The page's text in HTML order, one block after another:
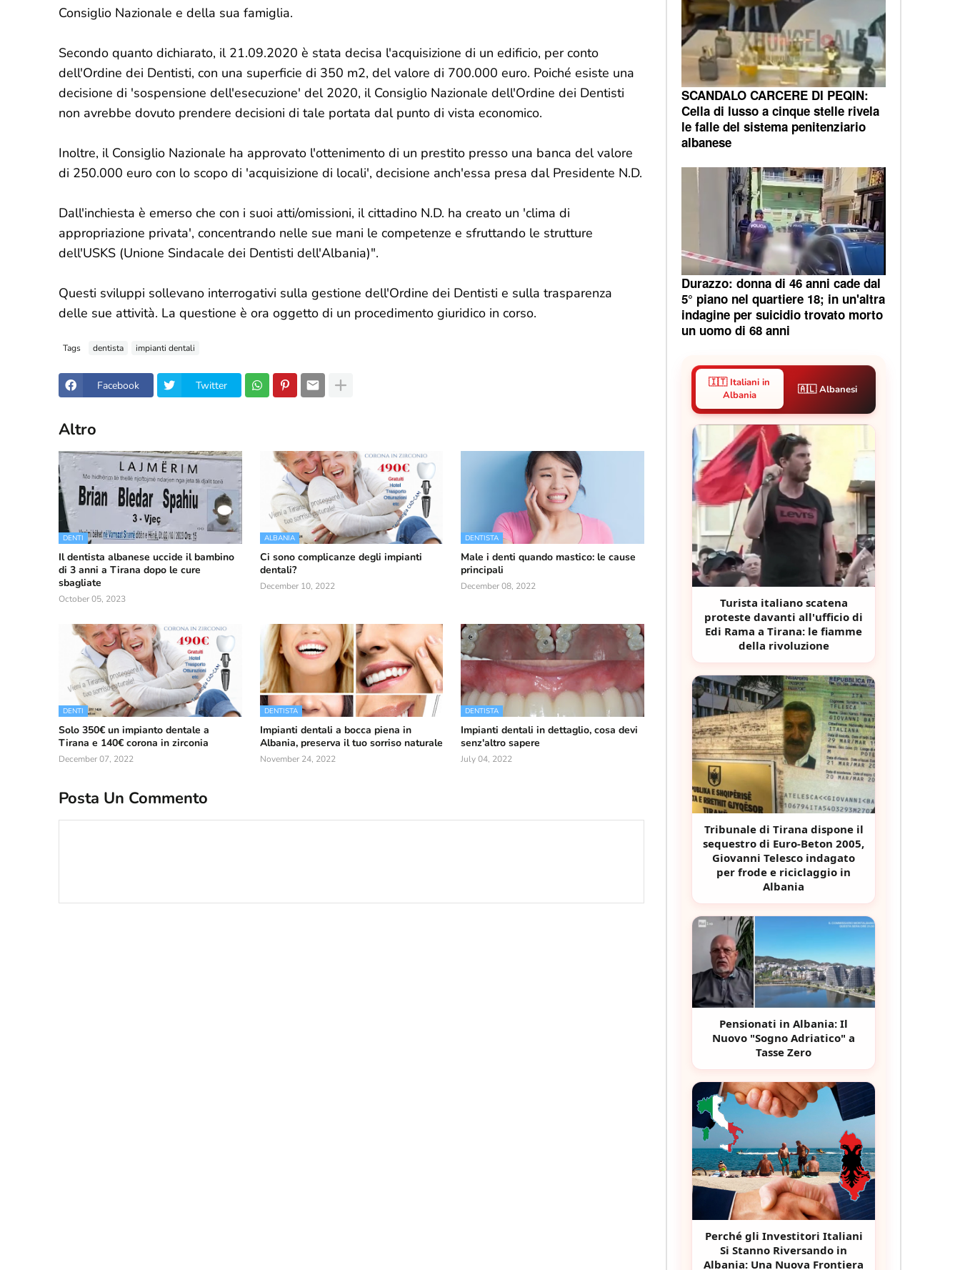
Consiglio Nazionale e della sua famiglia.
Secondo quanto dichiarato, il 21.09.2020 è stata decisa l'acquisizione di un edificio, per conto
dell'Ordine dei Dentisti, con una superficie di 350 m2, del valore di 700.000 euro. Poiché esiste una
decisione di 'sospensione dell'esecuzione' del 2020, il Consiglio Nazionale dell'Ordine dei Dentisti
non avrebbe dovuto prendere decisioni di tale portata dal punto di vista economico.
Inoltre, il Consiglio Nazionale ha approvato l'ottenimento di un prestito presso una banca del valore
di 250.000 euro con lo scopo di 'acquisizione di locali', decisione anch'essa presa dal Presidente N.D.
Dall'inchiesta è emerso che con i suoi atti/omissioni, il cittadino N.D. ha creato un 'clima di
appropriazione privata', concentrando nelle sue mani le competenze e sfruttando le strutture
dell'USKS (Unione Sindacale dei Dentisti dell'Albania)".
Questi sviluppi sollevano interrogativi sulla gestione dell'Ordine dei Dentisti e sulla trasparenza
delle sue attività. La questione è ora oggetto di un procedimento giuridico in corso.
Tags dentista impianti dentali
Facebook Twitter
Altro
DENTI
Il dentista albanese uccide il bambino
di 3 anni a Tirana dopo le cure
sbagliate
October 05, 2023
ALBANIA
Ci sono complicanze degli impianti
dentali?
December 10, 2022
DENTISTA
Male i denti quando mastico: le cause
principali
December 08, 2022
DENTI
Solo 350€ un impianto dentale a
Tirana e 140€ corona in zirconia
December 07, 2022
DENTISTA
Impianti dentali a bocca piena in
Albania, preserva il tuo sorriso naturale
November 24, 2022
DENTISTA
Impianti dentali in dettaglio, cosa devi
senz'altro sapere
July 04, 2022
Posta Un Commento
SCANDALO CARCERE DI PEQIN:
Cella di lusso a cinque stelle rivela
le falle del sistema penitenziario
albanese
Durazzo: donna di 46 anni cade dal
5° piano nel quartiere 18; in un'altra
indagine per suicidio trovato morto
un uomo di 68 anni
🇮🇹 Italiani in
Albania
🇦🇱 Albanesi
Turista italiano scatena
proteste davanti all'ufficio di
Edi Rama a Tirana: le fiamme
della rivoluzione
Tribunale di Tirana dispone il
sequestro di Euro-Beton 2005,
Giovanni Telesco indagato
per frode e riciclaggio in
Albania
Pensionati in Albania: Il
Nuovo "Sogno Adriatico" a
Tasse Zero
Perché gli Investitori Italiani
Si Stanno Riversando in
Albania: Una Nuova Frontiera